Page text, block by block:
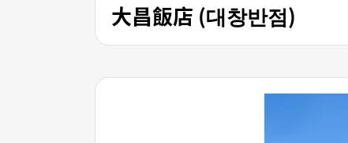
大昌飯店 (대창반점)